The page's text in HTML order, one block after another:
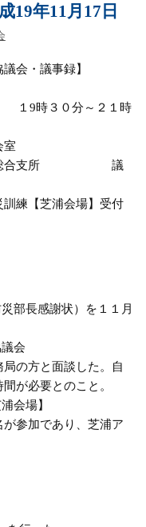
19年11月17日
会・議事録】
１9時３０分～２１時
地区総合支所 議
練【芝浦会場】受付
部長感謝状）を１１月
会
の方と面談した。自
が必要とのこと。
会場】
参加であり、芝浦ア